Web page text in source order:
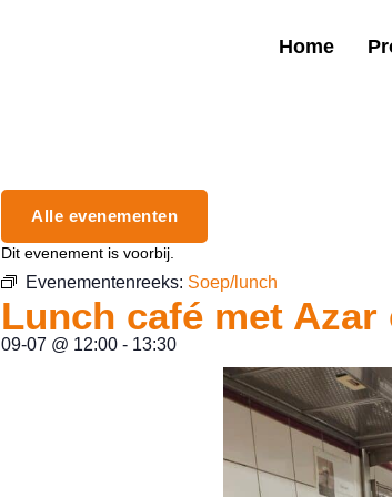
Home
Alle evenementen
Dit evenement is voorbij.
Evenementenreeks: Soep/lunch
Lunch café met Azar
09-07 @ 12:00 - 13:30